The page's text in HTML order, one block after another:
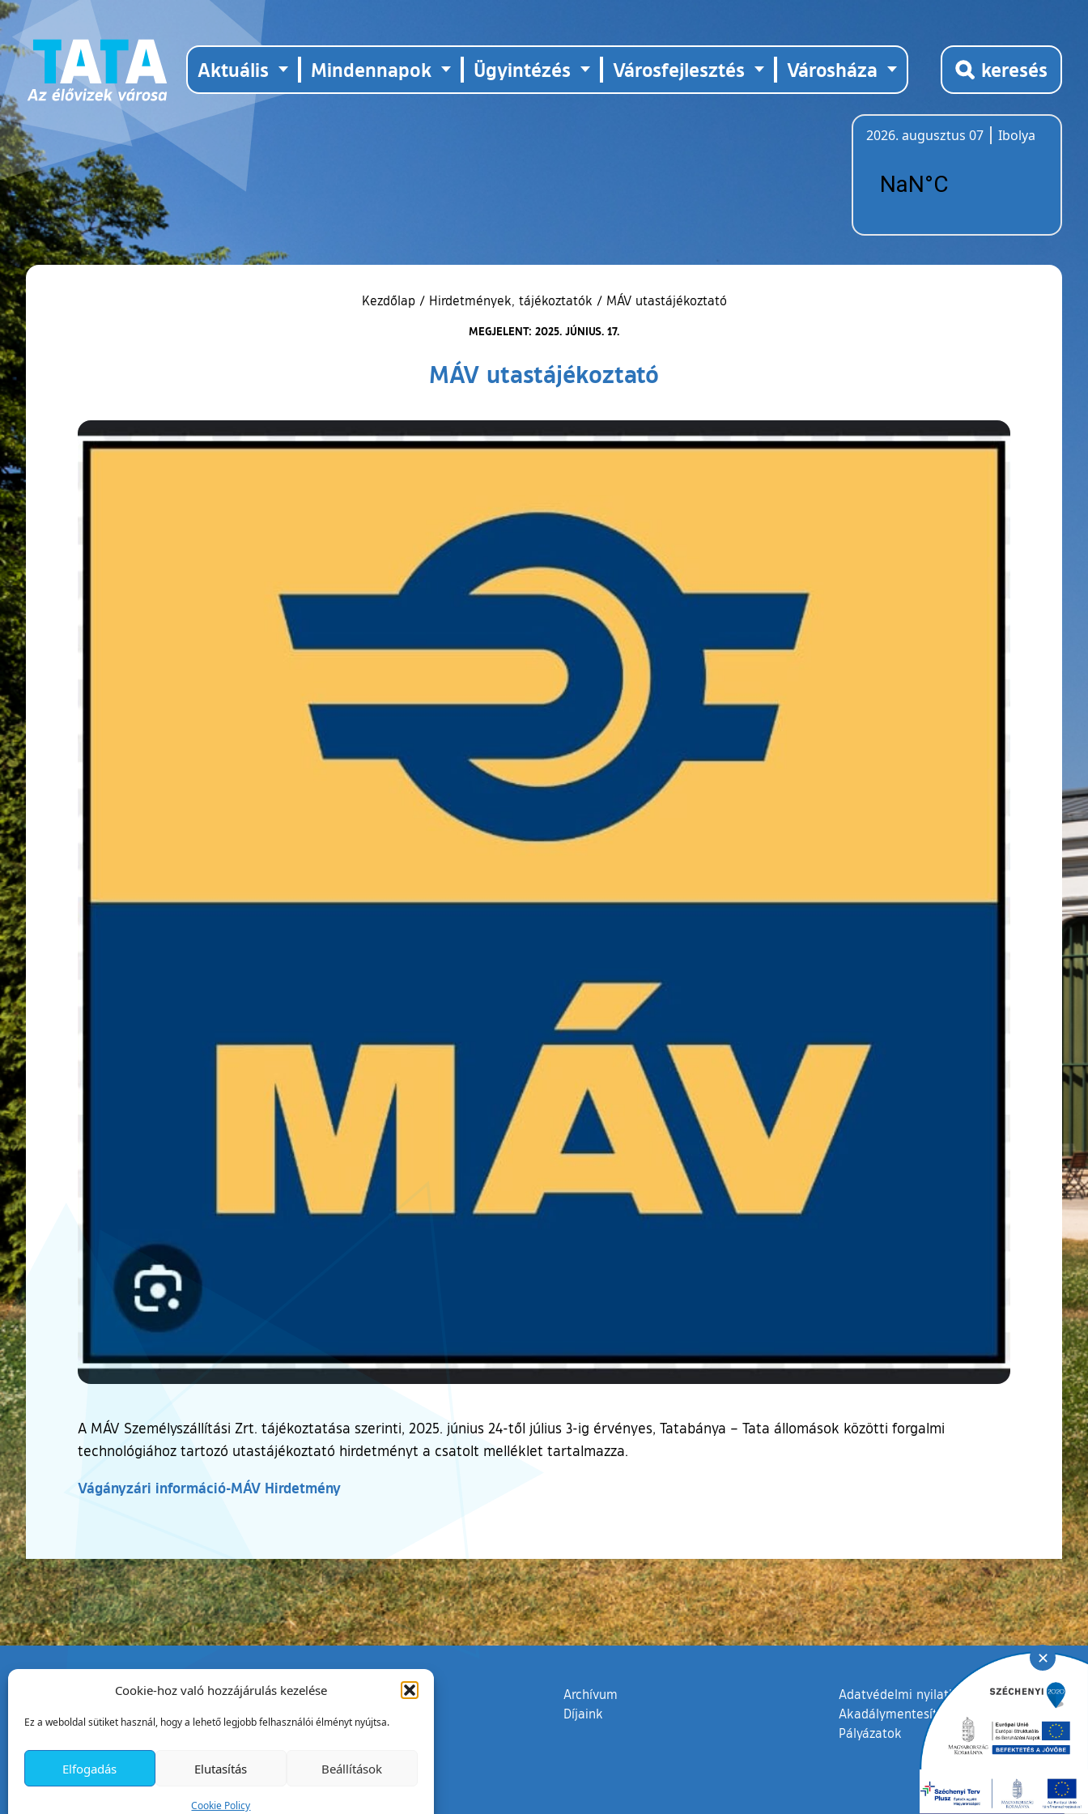
Cookie-hoz való hozzájárulás kezelése
Ez a weboldal sütiket használ, hogy a lehető legjobb felhasználói élményt nyújtsa.
Elfogadás Elutasítás Beállítások
Cookie Policy
Aktuális Mindennapok Ügyintézés Városfejlesztés Városháza keresés
2026. augusztus 07
Ibolya
Kezdőlap / Hirdetmények, tájékoztatók / MÁV utastájékoztató
MEGJELENT: 2025. JÚNIUS. 17.
MÁV utastájékoztató
A MÁV Személyszállítási Zrt. tájékoztatása szerinti, 2025. június 24-től július 3-ig érvényes, Tatabánya – Tata állomások közötti forgalmi
technológiához tartozó utastájékoztató hirdetményt a csatolt melléklet tartalmazza.
Vágányzári információ-MÁV Hirdetmény
Tata Város Önkormányzata
2890 Tata, Kossuth tér 1.
+36 34 / 587 078
Email:ph@tata.hu
Archívum
Díjaink
Adatvédelmi nyilatkozat
Akadálymentesítési nyilatkozat
Pályázatok
✕